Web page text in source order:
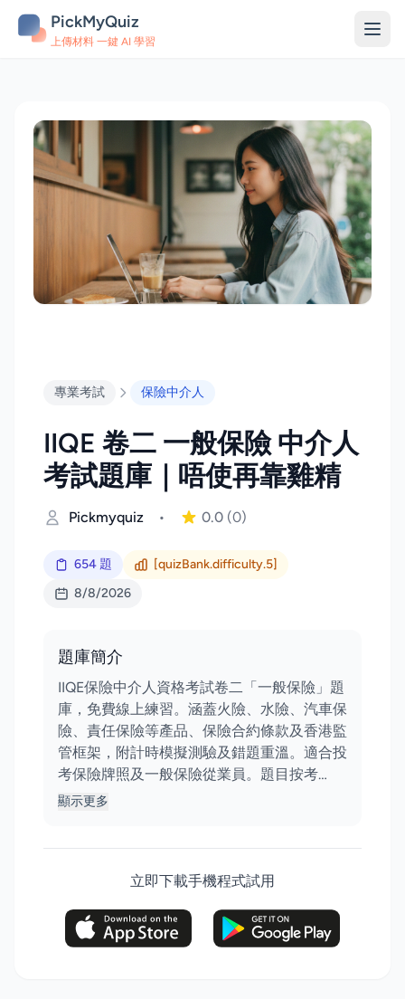
PickMyQuiz
上傳材料 一鍵 AI 學習
專業考試 保險中介人
IIQE 卷二 一般保險 中介人
考試題庫｜唔使再靠雞精
Pickmyquiz • 0.0 (0)
654 題
[quizBank.difficulty.5]
8/8/2026
題庫簡介
IIQE保險中介人資格考試卷二「一般保險」題
庫，免費線上練習。涵蓋火險、水險、汽車保
險、責任保險等產品、保險合約條款及香港監
管框架，附計時模擬測驗及錯題重溫。適合投
考保險牌照及一般保險從業員。題目按考…
顯示更多
立即下載手機程式試用